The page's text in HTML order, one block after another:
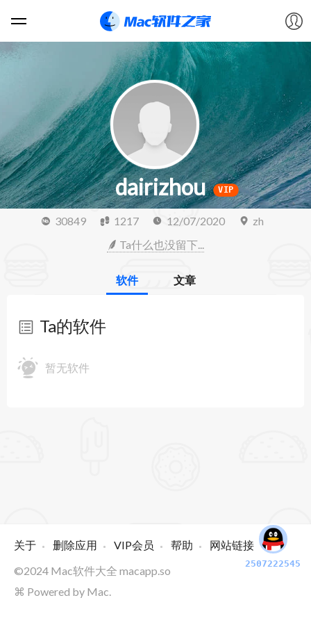
教程
论坛
VIP
dairizhou VIP
30849 1217 12/07/2020
zh
Ta什么也没留下...
软件 文章
Ta的软件
暂无软件
关于 删除应用 VIP会员 帮助
网站链接
©2024 Mac软件大全 macapp.so
⌘ Powered by Mac.
2507222545